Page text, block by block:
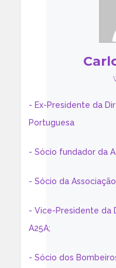
- Ex-Presidente da
Portuguesa
- Sócio fundador da
- Sócio da
- Vice-Presidente da
A25A;
- Sócio dos